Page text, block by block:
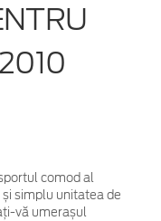
comod al
simplu unitatea de
vă umerașul